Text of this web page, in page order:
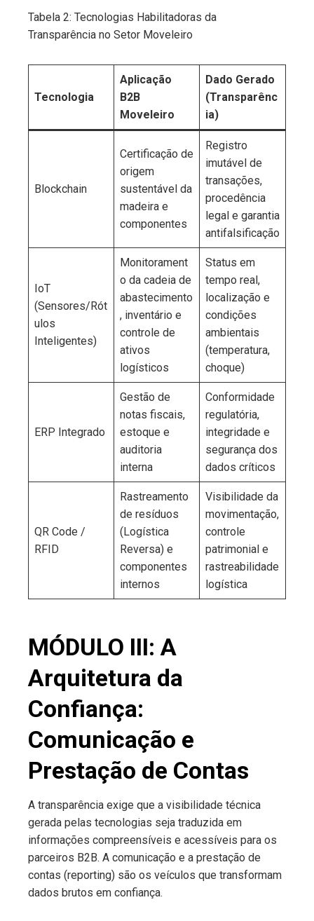
Tabela 2: Tecnologias Habilitadoras da
Transparência no Setor Moveleiro
Tecnologia
Aplicação
B2B
Moveleiro
Dado Gerado
(Transparênc
ia)
Blockchain
Certificação de
origem
sustentável da
madeira e
componentes
Registro
imutável de
transações,
procedência
legal e garantia
antifalsificação
IoT
(Sensores/Rót
ulos
Inteligentes)
Monitorament
o da cadeia de
abastecimento
, inventário e
controle de
ativos
logísticos
Status em
tempo real,
localização e
condições
ambientais
(temperatura,
choque)
ERP Integrado
Gestão de
notas fiscais,
estoque e
auditoria
interna
Conformidade
regulatória,
integridade e
segurança dos
dados críticos
QR Code /
RFID
Rastreamento
de resíduos
(Logística
Reversa) e
componentes
internos
Visibilidade da
movimentação,
controle
patrimonial e
rastreabilidade
logística
MÓDULO III: A
Arquitetura da
Confiança:
Comunicação e
Prestação de Contas
A transparência exige que a visibilidade técnica
gerada pelas tecnologias seja traduzida em
informações compreensíveis e acessíveis para os
parceiros B2B. A comunicação e a prestação de
contas (reporting) são os veículos que transformam
dados brutos em confiança.